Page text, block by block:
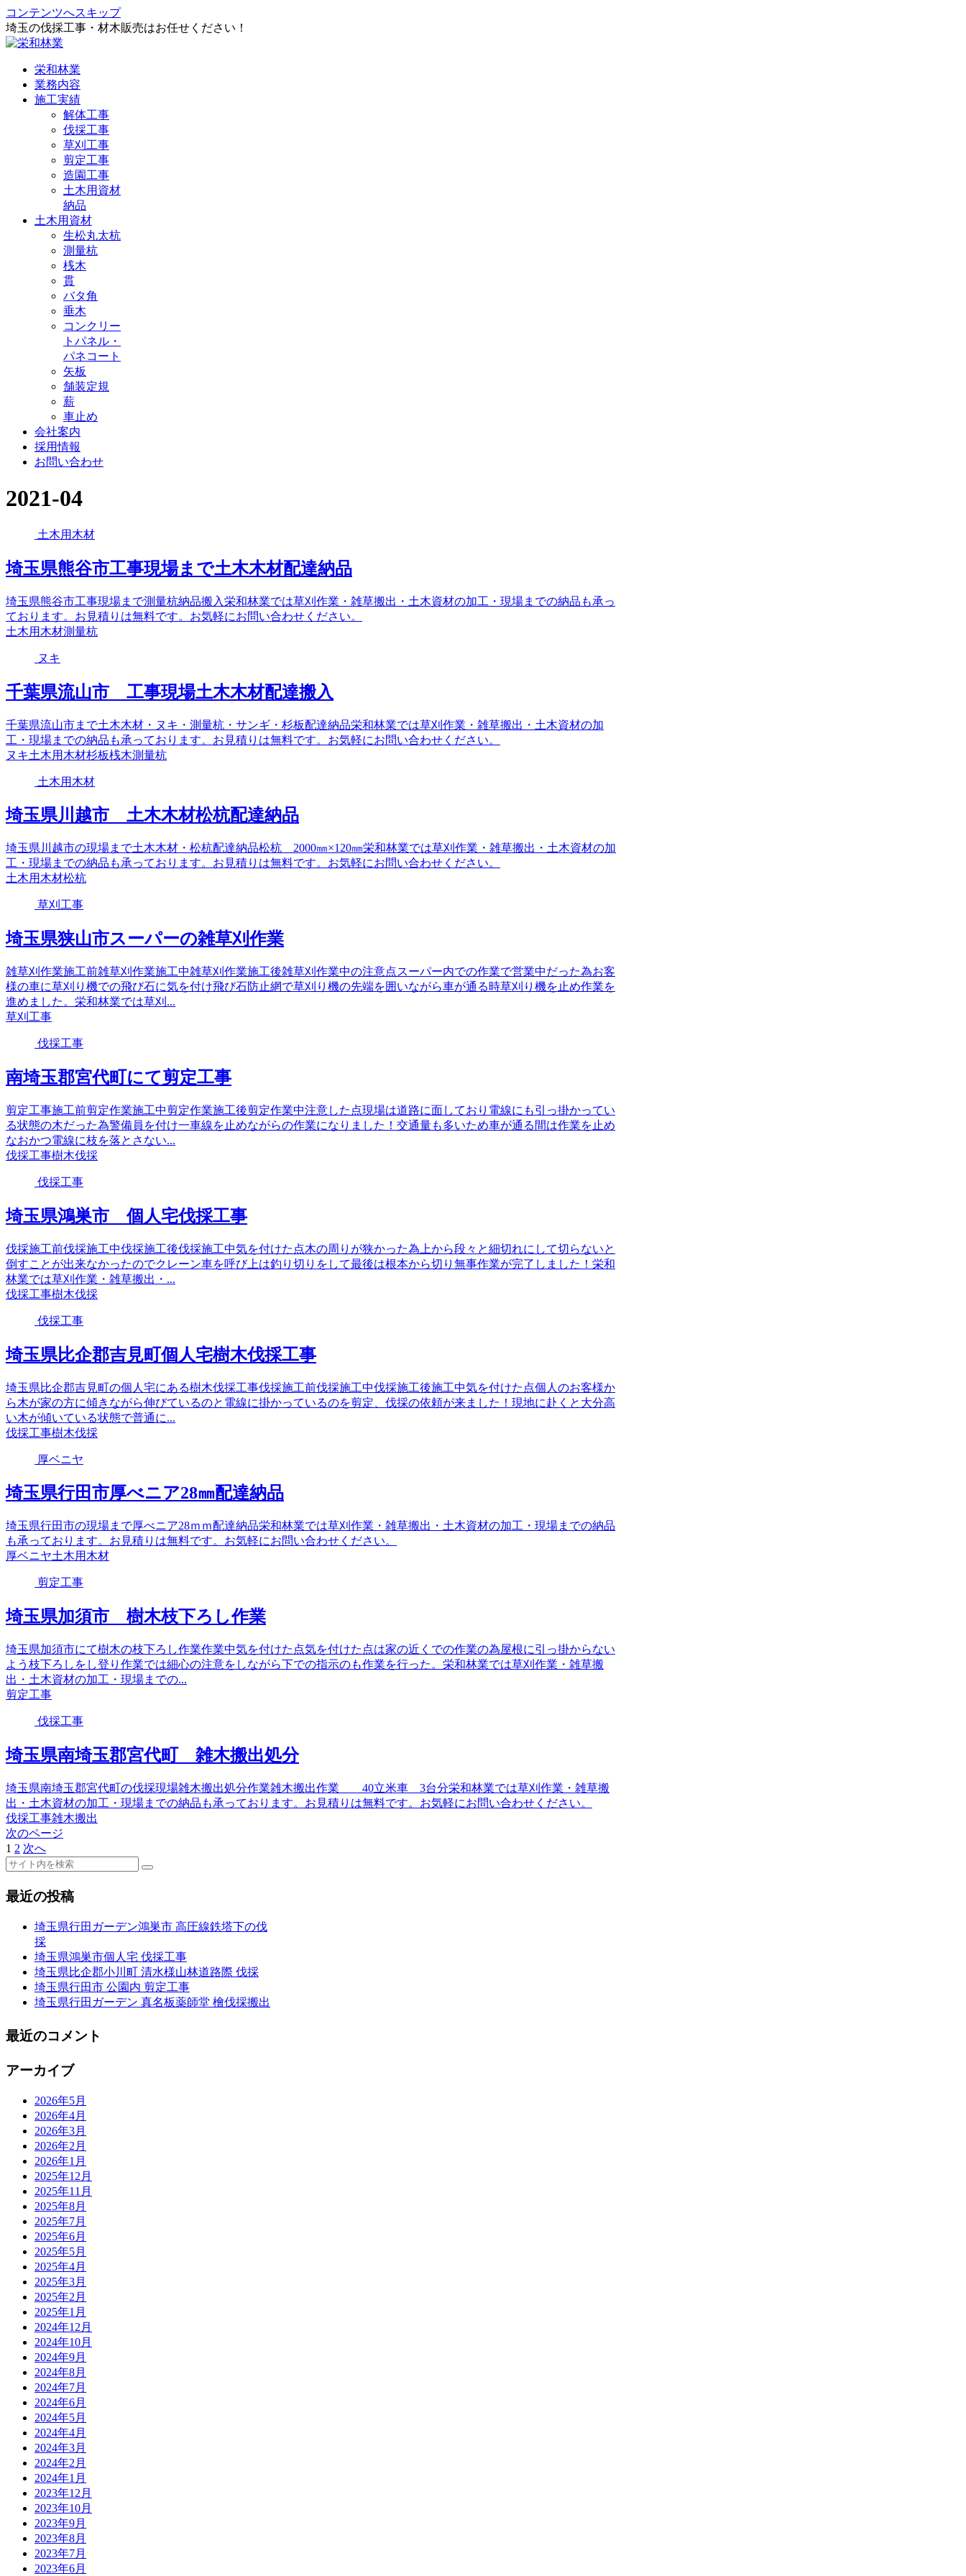
コンテンツへスキップ
埼玉の伐採工事・材木販売はお任せください！
栄和林業
業務内容
施工実績
解体工事
伐採工事
草刈工事
剪定工事
造園工事
土木用資材
納品
土木用資材
生松丸太杭
測量杭
桟木
貫
バタ角
垂木
コンクリー
トパネル・
パネコート
矢板
舗装定規
薪
車止め
会社案内
採用情報
お問い合わせ
2021-04
土木用木材
埼玉県熊谷市工事現場まで土木木材配達納品
埼玉県熊谷市工事現場まで測量杭納品搬入栄和林業では草刈作業・雑草搬出・土木資材の加工・現場までの納品も承っ
ております。お見積りは無料です。お気軽にお問い合わせください。
土木用木材測量杭
ヌキ
千葉県流山市 工事現場土木木材配達搬入
千葉県流山市まで土木木材・ヌキ・測量杭・サンギ・杉板配達納品栄和林業では草刈作業・雑草搬出・土木資材の加
工・現場までの納品も承っております。お見積りは無料です。お気軽にお問い合わせください。
ヌキ土木用木材杉板桟木測量杭
土木用木材
埼玉県川越市 土木木材松杭配達納品
埼玉県川越市の現場まで土木木材・松杭配達納品松杭 2000㎜×120㎜栄和林業では草刈作業・雑草搬出・土木資材の加
工・現場までの納品も承っております。お見積りは無料です。お気軽にお問い合わせください。
土木用木材松杭
草刈工事
埼玉県狭山市スーパーの雑草刈作業
雑草刈作業施工前雑草刈作業施工中雑草刈作業施工後雑草刈作業中の注意点スーパー内での作業で営業中だった為お客
様の車に草刈り機での飛び石に気を付け飛び石防止網で草刈り機の先端を囲いながら車が通る時草刈り機を止め作業を
進めました。栄和林業では草刈...
草刈工事
伐採工事
南埼玉郡宮代町にて剪定工事
剪定工事施工前剪定作業施工中剪定作業施工後剪定作業中注意した点現場は道路に面しており電線にも引っ掛かってい
る状態の木だった為警備員を付け一車線を止めながらの作業になりました！交通量も多いため車が通る間は作業を止め
なおかつ電線に枝を落とさない...
伐採工事樹木伐採
伐採工事
埼玉県鴻巣市 個人宅伐採工事
伐採施工前伐採施工中伐採施工後伐採施工中気を付けた点木の周りが狭かった為上から段々と細切れにして切らないと
倒すことが出来なかったのでクレーン車を呼び上は釣り切りをして最後は根本から切り無事作業が完了しました！栄和
林業では草刈作業・雑草搬出・...
伐採工事樹木伐採
伐採工事
埼玉県比企郡吉見町個人宅樹木伐採工事
埼玉県比企郡吉見町の個人宅にある樹木伐採工事伐採施工前伐採施工中伐採施工後施工中気を付けた点個人のお客様か
ら木が家の方に傾きながら伸びているのと電線に掛かっているのを剪定、伐採の依頼が来ました！現地に赴くと大分高
い木が傾いている状態で普通に...
伐採工事樹木伐採
厚ベニヤ
埼玉県行田市厚べニア28㎜配達納品
埼玉県行田市の現場まで厚べニア28ｍｍ配達納品栄和林業では草刈作業・雑草搬出・土木資材の加工・現場までの納品
も承っております。お見積りは無料です。お気軽にお問い合わせください。
厚ベニヤ土木用木材
剪定工事
埼玉県加須市 樹木枝下ろし作業
埼玉県加須市にて樹木の枝下ろし作業作業中気を付けた点気を付けた点は家の近くでの作業の為屋根に引っ掛からない
よう枝下ろしをし登り作業では細心の注意をしながら下での指示のも作業を行った。栄和林業では草刈作業・雑草搬
出・土木資材の加工・現場までの...
剪定工事
伐採工事
埼玉県南埼玉郡宮代町 雑木搬出処分
埼玉県南埼玉郡宮代町の伐採現場雑木搬出処分作業雑木搬出作業 40立米車 3台分栄和林業では草刈作業・雑草搬
出・土木資材の加工・現場までの納品も承っております。お見積りは無料です。お気軽にお問い合わせください。
伐採工事雑木搬出
次のページ
1 2 次へ
最近の投稿
埼玉県行田ガーデン鴻巣市 高圧線鉄塔下の伐
採
埼玉県鴻巣市個人宅 伐採工事
埼玉県比企郡小川町 清水様山林道路際 伐採
埼玉県行田市 公園内 剪定工事
埼玉県行田ガーデン 真名板薬師堂 檜伐採搬出
最近のコメント
アーカイブ
2026年5月
2026年4月
2026年3月
2026年2月
2026年1月
2025年12月
2025年11月
2025年8月
2025年7月
2025年6月
2025年5月
2025年4月
2025年3月
2025年2月
2025年1月
2024年12月
2024年10月
2024年9月
2024年8月
2024年7月
2024年6月
2024年5月
2024年4月
2024年3月
2024年2月
2024年1月
2023年12月
2023年10月
2023年9月
2023年8月
2023年7月
2023年6月